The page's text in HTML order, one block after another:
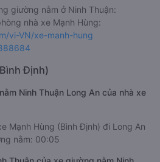
giường nằm ở Ninh Thuận:
nhà xe Mạnh Hùng:
vi-VN/xe-manh-hung
Định)
Ninh Thuận Long An của nhà xe
Mạnh Hùng (Bình Định) đi Long An
nằm: 00:05